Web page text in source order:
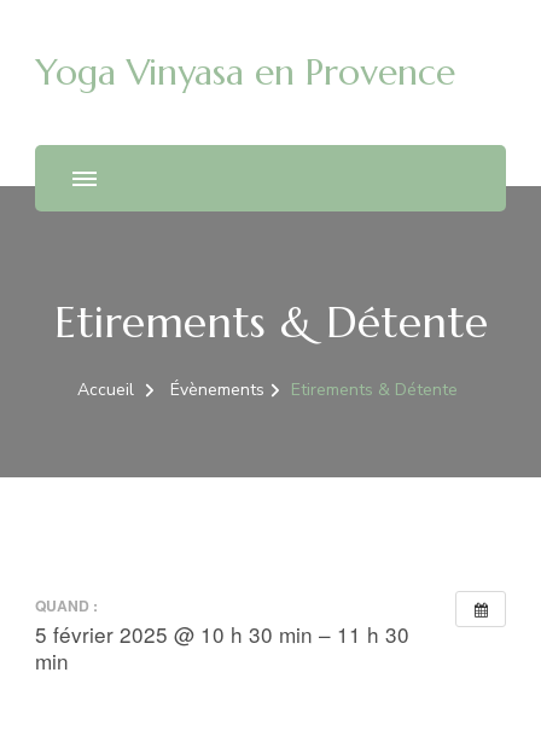
Yoga Vinyasa en Provence
Etirements & Détente
Accueil Évènements Etirements & Détente
QUAND :
5 février 2025 @ 10 h 30 min – 11 h 30
min